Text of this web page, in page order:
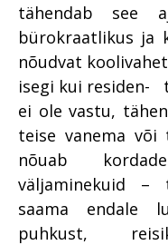
tähendab see
bürokraatlikus ja
nõudvat
isegi kui residen-
ei ole vastu,
teise vanema või
nõuab
väljaminekuid –
saama endale
puhkust,